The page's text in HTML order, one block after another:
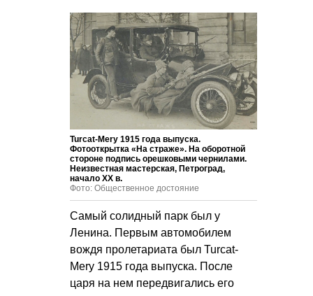
Turcat-Mery 1915 года выпуска.
Фотооткрытка «На страже». На оборотной
стороне подпись орешковыми чернилами.
Неизвестная мастерская, Петроград,
начало ХХ в.
Фото: Общественное достояние
Самый солидный парк был у
Ленина. Первым автомобилем
вождя пролетариата был Turcat-
Mery 1915 года выпуска. После
царя на нем передвигались его